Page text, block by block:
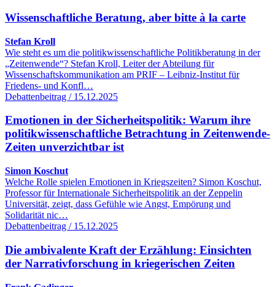
Wissenschaftliche Beratung, aber bitte à la carte
Stefan Kroll
Wie steht es um die politikwissenschaftliche Politikberatung in der
„Zeitenwende“? Stefan Kroll, Leiter der Abteilung für
Wissenschaftskommunikation am PRIF – Leibniz-Institut für
Friedens- und Konfl…
Debattenbeitrag / 15.12.2025
Emotionen in der Sicherheitspolitik: Warum ihre
politikwissenschaftliche Betrachtung in Zeitenwende-
Zeiten unverzichtbar ist
Simon Koschut
Welche Rolle spielen Emotionen in Kriegszeiten? Simon Koschut,
Professor für Internationale Sicherheitspolitik an der Zeppelin
Universität, zeigt, dass Gefühle wie Angst, Empörung und
Solidarität nic…
Debattenbeitrag / 15.12.2025
Die ambivalente Kraft der Erzählung: Einsichten
der Narrativforschung in kriegerischen Zeiten